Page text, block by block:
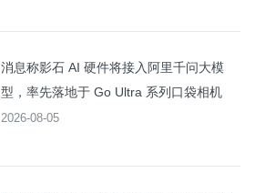
消息称影石 AI 硬件将接入阿里千问大模
型，率先落地于 Go Ultra 系列口袋相机
2026-08-05